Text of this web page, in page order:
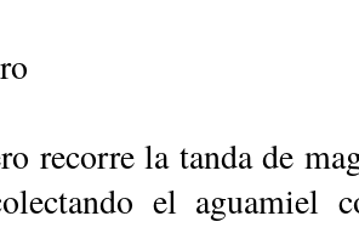
recorre la tanda de
el aguamiel